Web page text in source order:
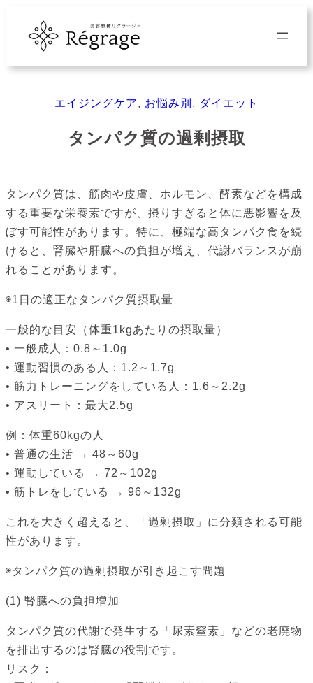
ス
エイジングケア, お悩み別 , ダイエット
タンパク質の過剰摂取
タンパク質は、筋肉や皮膚、ホルモン、酵素などを構成
する重要な栄養素ですが、摂りすぎると体に悪影響を及
ぼす可能性があります。特に、極端な高タンパク食を続
けると、腎臓や肝臓への負担が増え、代謝バランスが崩
れることがあります。
◉1日の適正なタンパク質摂取量
一般的な目安（体重1kgあたりの摂取量）
• 一般成人：0.8～1.0g
• 運動習慣のある人：1.2～1.7g
• 筋力トレーニングをしている人：1.6～2.2g
• アスリート：最大2.5g
例：体重60kgの人
• 普通の生活 → 48～60g
• 運動している → 72～102g
• 筋トレをしている → 96～132g
これを大きく超えると、「過剰摂取」に分類される可能
性があります。
◉タンパク質の過剰摂取が引き起こす問題
(1) 腎臓への負担増加
タンパク質の代謝で発生する「尿素窒素」などの老廃物
を排出するのは腎臓の役割です。
リスク：